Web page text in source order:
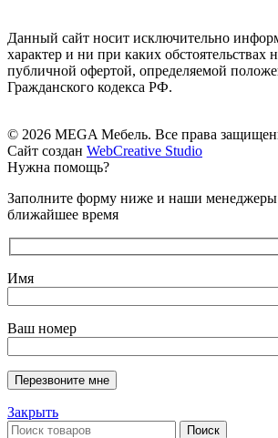
Данный сайт носит исключительно
характер и ни при каких обстоятельствах
публичной офертой, определяемой
Гражданского кодекса РФ.
© 2026 MEGA Мебель. Все права
Сайт создан WebCreative Studio
Нужна помощь?
Заполните форму ниже и наши менеджеры
ближайшее время
Имя
Ваш номер
Закрыть
Поиск